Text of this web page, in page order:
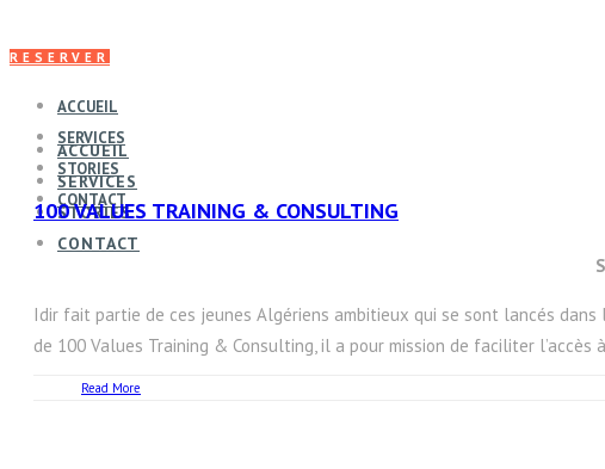
RESERVER
ACCUEIL
SERVICES
STORIES
CONTACT
ACCUEIL
SERVICES
STORIES
CONTACT
100 VALUES TRAINING & CONSULTING
Idir fait partie de ces jeunes Algériens ambitieux qui se sont lancés
de 100 Values Training & Consulting, il a pour mission de faciliter
Read More